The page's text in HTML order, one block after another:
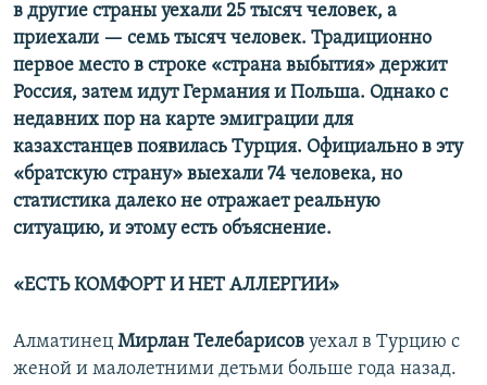
в другие страны уехали 25 тысяч человек, а
приехали — семь тысяч человек. Традиционно
первое место в строке «страна выбытия» держит
Россия, затем идут Германия и Польша. Однако с
недавних пор на карте эмиграции для
казахстанцев появилась Турция. Официально в эту
«братскую страну» выехали 74 человека, но
статистика далеко не отражает реальную
ситуацию, и этому есть объяснение.
«ЕСТЬ КОМФОРТ И НЕТ АЛЛЕРГИИ»
Алматинец Мирлан Телебарисов уехал в Турцию с
женой и малолетними детьми больше года назад.